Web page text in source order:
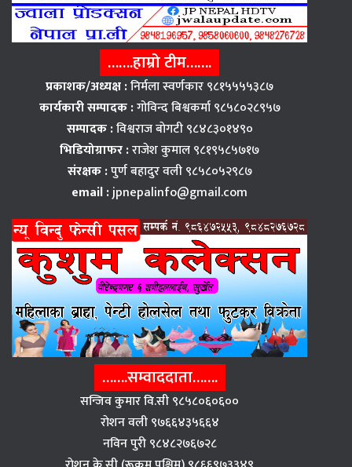
…….हाम्रो टीम…….
प्रकाशक/अध्यक्ष :निर्मला स्वर्णकार ९८१५५५५३८७
कार्यकारी सम्पादक :गोविन्द बिश्वकर्मा ९८५८०२८९५७
सम्पादक :विश्वराज बाेगटी ९८४८३०१४९०
भिडियोग्राफर :राजेश कुमाल ९८१९५८५७१७
संरक्षक :पुर्ण बहादुर वली ९८५८०५२९८७
email :jpnepalinfo@gmail.com
…….सम्वाददाता…….
सन्जिव कुमार वि.सी ९८५८०६०६००
राेशन वली ९७६६४३५६६४
नविन पुरी ९८४८२७६७२८